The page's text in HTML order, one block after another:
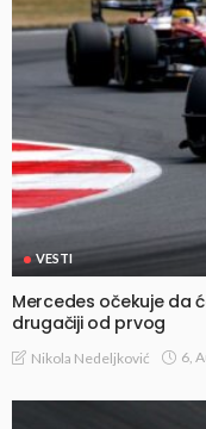
VESTI
Mercedes očekuje da
drugačiji od prvog
Nikola Nedeljković 6,